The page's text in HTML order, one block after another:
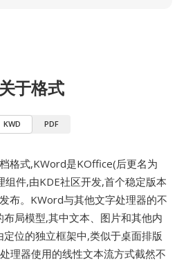
关于格式
KWD PDF
格式,KWord是KOffice(后更名为
组件,由KDE社区开发,首个稳定版本
布。KWord与其他文字处理器的不
局模型,其中文本、图片和其他内
位的独立框架中,类似于桌面排版
理器使用的线性文本流方式截然不